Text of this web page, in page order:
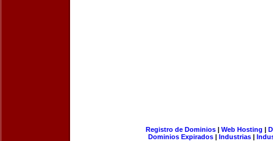
Registro de Dominios| Web Hosting |
Dominios Expirados | Industrias |